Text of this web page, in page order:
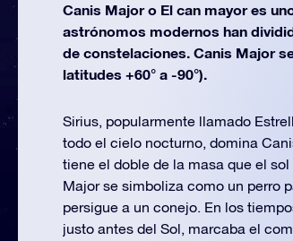
Canis Major o El can mayor es
astrónomos modernos han
de constelaciones. Canis Major
latitudes +60° a -90°).
Sirius, popularmente llamado
todo el cielo nocturno, domina
tiene el doble de la masa que el
Major se simboliza como un perro
persigue a un conejo. En los
justo antes del Sol, marcaba el